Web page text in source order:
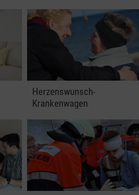
Herzenswunsch-
Krankenwagen